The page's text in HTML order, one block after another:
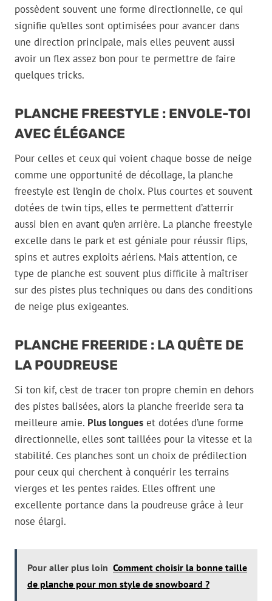
possèdent souvent une forme directionnelle, ce qui
signifie qu’elles sont optimisées pour avancer dans
une direction principale, mais elles peuvent aussi
avoir un flex assez bon pour te permettre de faire
quelques tricks.
PLANCHE FREESTYLE : ENVOLE-TOI
AVEC ÉLÉGANCE
Pour celles et ceux qui voient chaque bosse de neige
comme une opportunité de décollage, la planche
freestyle est l’engin de choix. Plus courtes et souvent
dotées de twin tips, elles te permettent d’atterrir
aussi bien en avant qu’en arrière. La planche freestyle
excelle dans le park et est géniale pour réussir flips,
spins et autres exploits aériens. Mais attention, ce
type de planche est souvent plus difficile à maîtriser
sur des pistes plus techniques ou dans des conditions
de neige plus exigeantes.
PLANCHE FREERIDE : LA QUÊTE DE
LA POUDREUSE
Si ton kif, c’est de tracer ton propre chemin en dehors
des pistes balisées, alors la planche freeride sera ta
meilleure amie. Plus longues et dotées d’une forme
directionnelle, elles sont taillées pour la vitesse et la
stabilité. Ces planches sont un choix de prédilection
pour ceux qui cherchent à conquérir les terrains
vierges et les pentes raides. Elles offrent une
excellente portance dans la poudreuse grâce à leur
nose élargi.
Pour aller plus loin Comment choisir la bonne taille
de planche pour mon style de snowboard ?